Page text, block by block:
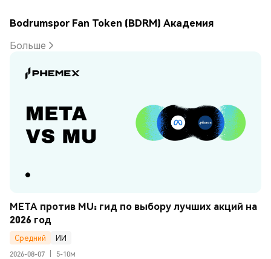
Bodrumspor Fan Token (BDRM) Академия
Больше
META против MU: гид по выбору лучших акций на
2026 год
Средний
ИИ
2026-08-07
5-10м